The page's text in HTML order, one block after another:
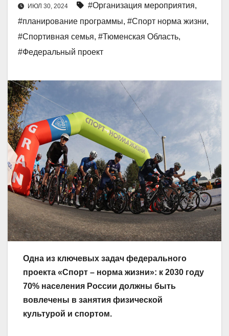
ИЮЛ 30, 2024 #Организация мероприятия,
#планирование программы, #Спорт норма жизни,
#Спортивная семья, #Тюменская Область,
#Федеральный проект
Одна из ключевых задач федерального
проекта «Спорт – норма жизни»: к 2030 году
70% населения России должны быть
вовлечены в занятия физической
культурой и спортом.